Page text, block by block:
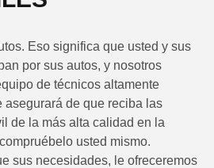
Eso significa que usted y sus
por sus autos, y nosotros
de técnicos altamente
asegurará de que reciba las
de la más alta calidad en la
usted mismo.
sus necesidades, le ofreceremos